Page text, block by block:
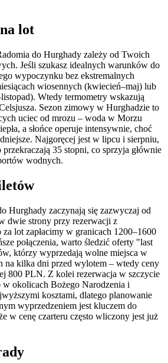
lot
do Hurghady zależy od Twoich
Jeśli szukasz idealnych warunków do
wypoczynku bez ekstremalnych
wiosennych (kwiecień–maj) lub
Wtedy termometry wskazują
Sezon zimowy w Hurghadzie to
uciec od mrozu – woda w Morzu
a słońce operuje intensywnie, choć
Najgoręcej jest w lipcu i sierpniu,
35 stopni, co sprzyja głównie
wodnych.
Hurghady zaczynają się zazwyczaj od
dwie strony przy rezerwacji z
lot zapłacimy w granicach 1200–1600
połączenia, warto śledzić oferty "last
którzy wyprzedają wolne miejsca w
na kilka dni przed wylotem – wtedy ceny
800 PLN. Z kolei rezerwacja w szczycie
okolicach Bożego Narodzenia i
kosztami, dlatego planowanie
wyprzedzeniem jest kluczem do
w cenę czarteru często wliczony jest już